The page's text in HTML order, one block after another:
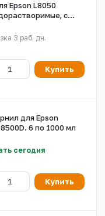
Epson L8050
с
3 раб. дн.
Купить
для Epson
6 по 1000 мл
сегодня
Купить